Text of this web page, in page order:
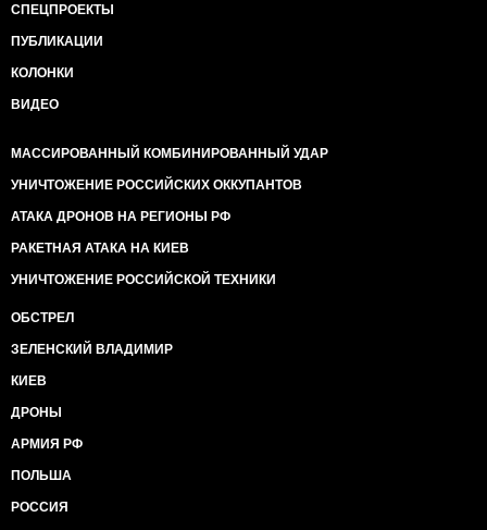
СПЕЦПРОЕКТЫ
ПУБЛИКАЦИИ
КОЛОНКИ
ВИДЕО
МАССИРОВАННЫЙ КОМБИНИРОВАННЫЙ УДАР
УНИЧТОЖЕНИЕ РОССИЙСКИХ ОККУПАНТОВ
АТАКА ДРОНОВ НА РЕГИОНЫ РФ
РАКЕТНАЯ АТАКА НА КИЕВ
УНИЧТОЖЕНИЕ РОССИЙСКОЙ ТЕХНИКИ
ОБСТРЕЛ
ЗЕЛЕНСКИЙ ВЛАДИМИР
КИЕВ
ДРОНЫ
АРМИЯ РФ
ПОЛЬША
РОССИЯ